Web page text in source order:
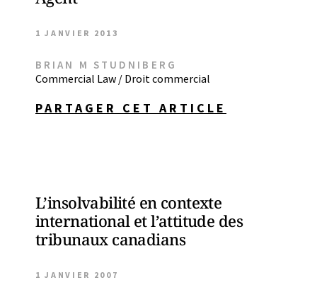
1 JANVIER 2013
BRIAN M STUDNIBERG
Commercial Law / Droit commercial
PARTAGER CET ARTICLE
L’insolvabilité en contexte
international et l’attitude des
tribunaux canadians
1 JANVIER 2007